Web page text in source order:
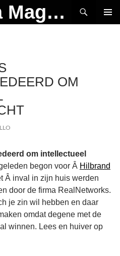
MAD Media Magazine
OM
om intellectueel
begon voor Â Hilbrand
Â inval in zijn huis werden
door de firma RealNetworks.
je zin wil hebben en daar
omdat degene met de
winnen. Lees en huiver op